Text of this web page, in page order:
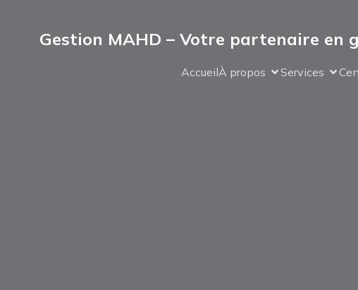
Gestion MAHD – Votre partenaire en
AccueilÀ propos Services